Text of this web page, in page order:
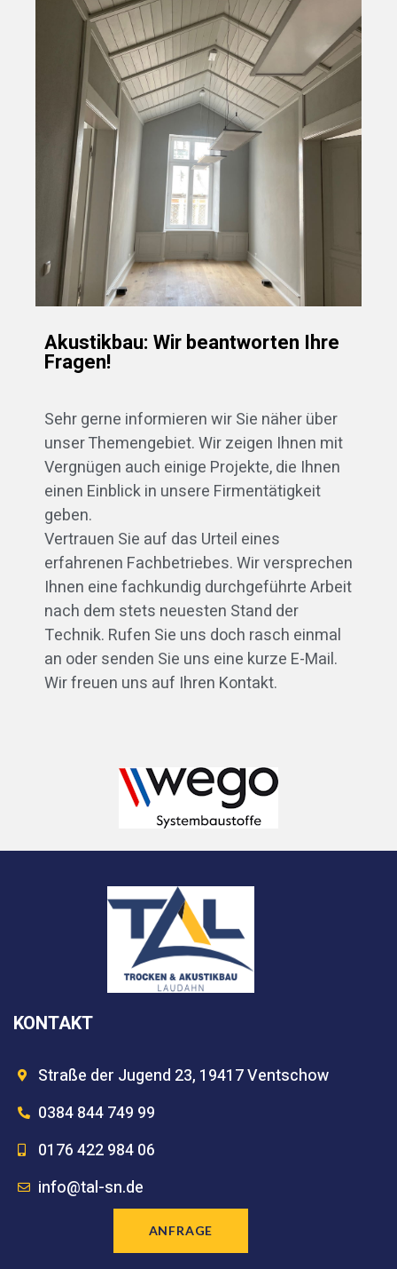
Akustikbau: Wir beantworten Ihre
Fragen!
Sehr gerne informieren wir Sie näher über
unser Themengebiet. Wir zeigen Ihnen mit
Vergnügen auch einige Projekte, die Ihnen
einen Einblick in unsere Firmentätigkeit
geben.
Vertrauen Sie auf das Urteil eines
erfahrenen Fachbetriebes. Wir versprechen
Ihnen eine fachkundig durchgeführte Arbeit
nach dem stets neuesten Stand der
Technik. Rufen Sie uns doch rasch einmal
an oder senden Sie uns eine kurze E-Mail.
Wir freuen uns auf Ihren Kontakt.
KONTAKT
Straße der Jugend 23, 19417 Ventschow
0384 844 749 99
0176 422 984 06
info@tal-sn.de
ANFRAGE